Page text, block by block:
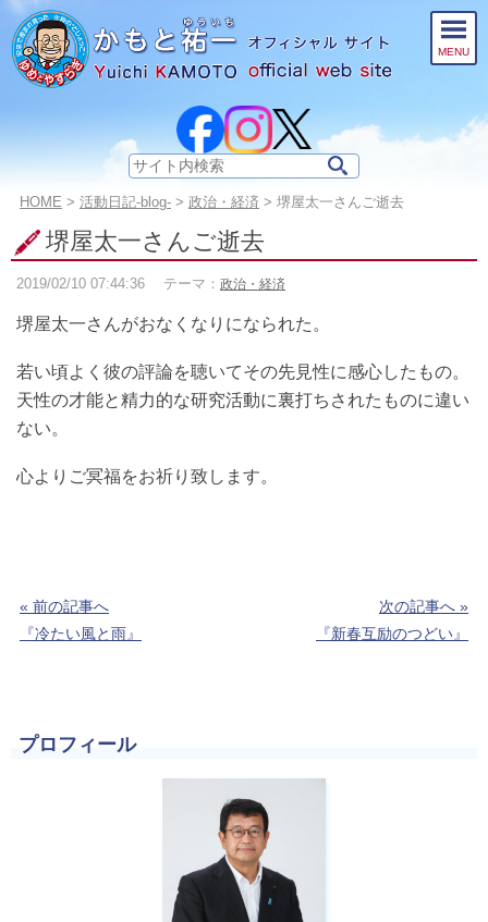
このページの本文へ
サ
ト
検
索:
MENU
こ
ペ
ー
ジ
位
HOME > 活動日記-blog- > 政治・経済 > 堺屋太一さんご逝去
堺屋太一さんご逝去
2019/02/10 07:44:36 テーマ： 政治・経済
堺屋太一さんがおなくなりになられた。
若い頃よく彼の評論を聴いてその先見性に感心したもの。
天性の才能と精力的な研究活動に裏打ちされたものに違い
ない。
心よりご冥福をお祈り致します。
« 前の記事へ
『冷たい風と雨』
次の記事へ »
『新春互励のつどい』
プロフィール